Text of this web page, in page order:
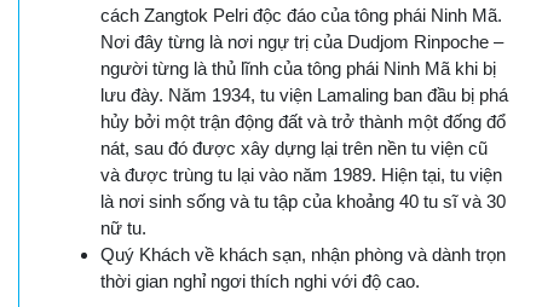
cách Zangtok Pelri độc đáo của tông phái Ninh Mã.
Nơi đây từng là nơi ngự trị của Dudjom Rinpoche –
người từng là thủ lĩnh của tông phái Ninh Mã khi bị
lưu đày. Năm 1934, tu viện Lamaling ban đầu bị phá
hủy bởi một trận động đất và trở thành một đống đổ
nát, sau đó được xây dựng lại trên nền tu viện cũ
và được trùng tu lại vào năm 1989. Hiện tại, tu viện
là nơi sinh sống và tu tập của khoảng 40 tu sĩ và 30
nữ tu.
Quý Khách về khách sạn, nhận phòng và dành trọn
thời gian nghỉ ngơi thích nghi với độ cao.